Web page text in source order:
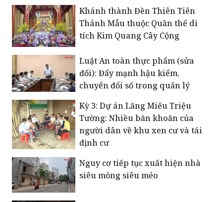
Khánh thành Đền Thiên Tiên
Thánh Mẫu thuộc Quần thể di
tích Kim Quang Cây Cộng
Luật An toàn thực phẩm (sửa
đổi): Đẩy mạnh hậu kiểm,
chuyển đổi số trong quản lý
Kỳ 3: Dự án Lăng Miếu Triệu
Tường: Nhiều băn khoăn của
người dân về khu xen cư và tái
định cư
Nguy cơ tiếp tục xuất hiện nhà
siêu mỏng siêu méo